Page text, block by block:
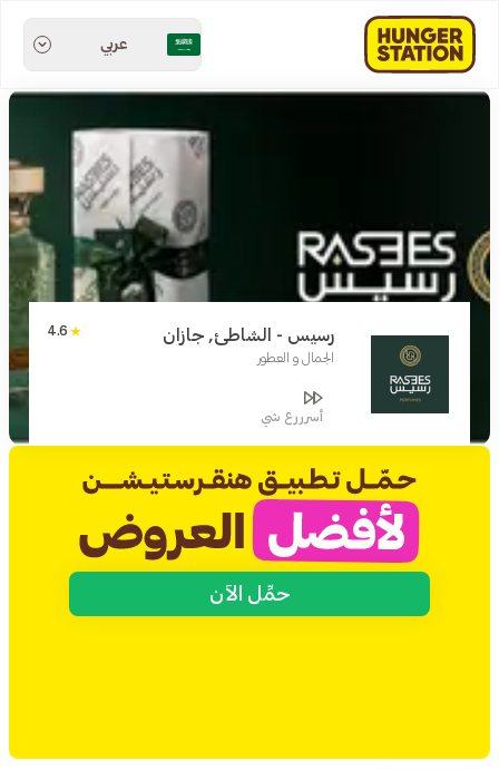
عربي
رسيس - الشاطئ, جازان
الجمال و العطور
4.6
أسرررع شي
حمِّل الآن